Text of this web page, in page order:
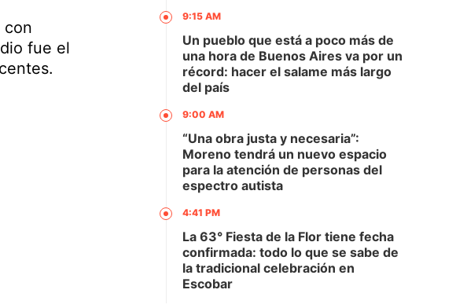
con
fue el
9:15 AM
Un pueblo que está a poco más de
una hora de Buenos Aires va por un
récord: hacer el salame más largo
del país
9:00 AM
“Una obra justa y necesaria”:
Moreno tendrá un nuevo espacio
para la atención de personas del
espectro autista
4:41 PM
La 63° Fiesta de la Flor tiene fecha
confirmada: todo lo que se sabe de
la tradicional celebración en
Escobar